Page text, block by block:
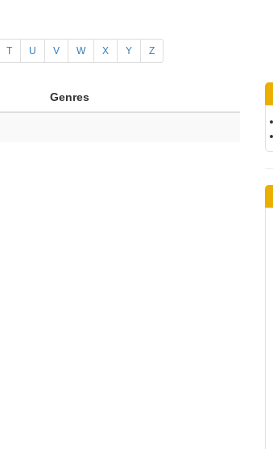
T U V W X Y Z
Genres